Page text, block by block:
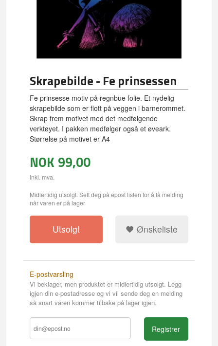
Skrapebilde - Fe prinsessen
Fe prinsesse motiv på regnbue folie. Et nydelig
skrapebilde som er flott på veggen i barnerommet.
Skrap frem motivet med det medfølgende
verktøyet. I pakken medfølger også et øveark.
Størrelse på motivet er A4
NOK 99,00
inkl. mva.
Midlertidig utsolgt. Sett deg på epost listen for å få melding
når varen er på lager
Utsolgt Ønskeliste
E-postvarsling
Vi beklager, men produktet er midlertidig utsolgt. Legg
igjen din e-postadresse og vi vil sende deg en melding
så snart varen kommer tilbake på lager igjen.
Registrer